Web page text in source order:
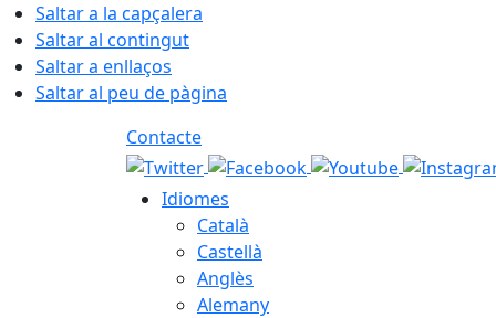
Saltar a la capçalera
Saltar al contingut
Saltar a enllaços
Saltar al peu de pàgina
Contacte
Idiomes
Català
Castellà
Anglès
Alemany